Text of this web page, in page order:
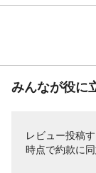
みんなが役に
レビュー投稿
時点で約款に